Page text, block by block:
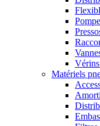
Matériels